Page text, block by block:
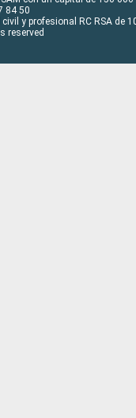
84 50
y profesional RC RSA de
reserved